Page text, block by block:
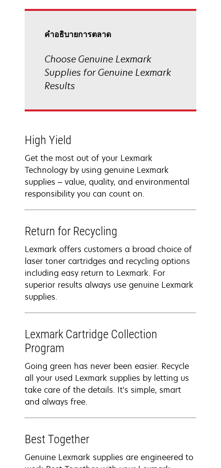
คําอธิบายการตลาด
Choose Genuine Lexmark
Supplies for Genuine Lexmark
Results
High Yield
Get the most out of your Lexmark
Technology by using genuine Lexmark
supplies – value, quality, and environmental
responsibility you can count on.
Return for Recycling
Lexmark offers customers a broad choice of
laser toner cartridges and recycling options
including easy return to Lexmark. For
superior results always use genuine Lexmark
supplies.
Lexmark Cartridge Collection
Program
Going green has never been easier. Recycle
all your used Lexmark supplies by letting us
take care of the details. It's simple, smart
and always free.
Best Together
Genuine Lexmark supplies are engineered to